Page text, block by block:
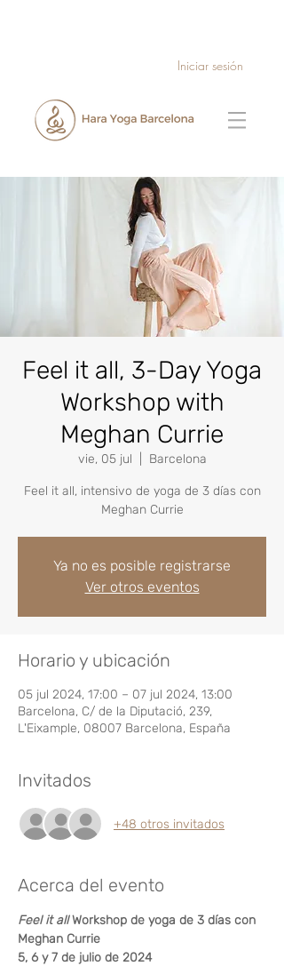
Iniciar sesión
Feel it all, 3-Day Yoga
Workshop with
Meghan Currie
vie, 05 jul Barcelona
Feel it all, intensivo de yoga de 3 días con
Meghan Currie
Ya no es posible registrarse
Ver otros eventos
Horario y ubicación
05 jul 2024, 17:00 – 07 jul 2024, 13:00
Barcelona, C/ de la Diputació, 239,
L'Eixample, 08007 Barcelona, España
Invitados
+48 otros invitados
Acerca del evento
Feel it all Workshop de yoga de 3 días con
Meghan Currie
5, 6 y 7 de julio de 2024